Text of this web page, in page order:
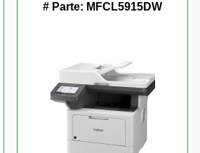
# Parte: MFCL5915DW